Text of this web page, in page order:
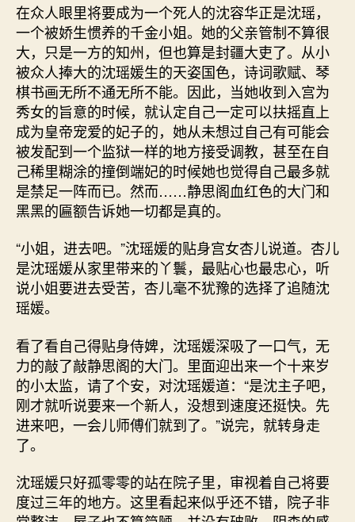
在众人眼里将要成为一个死人的沈容华正是沈瑶，
一个被娇生惯养的千金小姐。她的父亲管制不算很
大，只是一方的知州，但也算是封疆大吏了。从小
被众人捧大的沈瑶媛生的天姿国色，诗词歌赋、琴
棋书画无所不通无所不能。因此，当她收到入宫为
秀女的旨意的时候，就认定自己一定可以扶摇直上
成为皇帝宠爱的妃子的，她从未想过自己有可能会
被发配到一个监狱一样的地方接受调教，甚至在自
己稀里糊涂的撞倒端妃的时候她也觉得自己最多就
是禁足一阵而已。然而……静思阁血红色的大门和
黑黑的匾额告诉她一切都是真的。
“小姐，进去吧。”沈瑶媛的贴身宫女杏儿说道。杏儿
是沈瑶媛从家里带来的丫鬟，最贴心也最忠心，听
说小姐要进去受苦，杏儿毫不犹豫的选择了追随沈
瑶媛。
看了看自己得贴身侍婢，沈瑶媛深吸了一口气，无
力的敲了敲静思阁的大门。里面迎出来一个十来岁
的小太监，请了个安，对沈瑶媛道：“是沈主子吧，
刚才就听说要来一个新人，没想到速度还挺快。先
进来吧，一会儿师傅们就到了。”说完，就转身走
了。
沈瑶媛只好孤零零的站在院子里，审视着自己将要
度过三年的地方。这里看起来似乎还不错，院子非